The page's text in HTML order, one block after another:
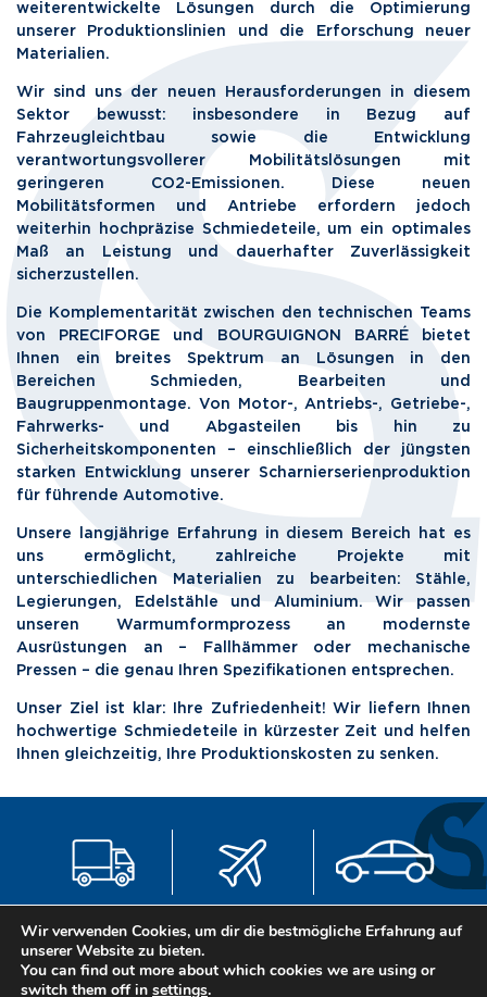
weiterentwickelte Lösungen durch die Optimierung
unserer Produktionslinien und die Erforschung neuer
Materialien.
Wir sind uns der neuen Herausforderungen in diesem
Sektor bewusst: insbesondere in Bezug auf
Fahrzeugleichtbau sowie die Entwicklung
verantwortungsvollerer Mobilitätslösungen mit
geringeren CO2-Emissionen. Diese neuen
Mobilitätsformen und Antriebe erfordern jedoch
weiterhin hochpräzise Schmiedeteile, um ein optimales
Maß an Leistung und dauerhafter Zuverlässigkeit
sicherzustellen.
Die Komplementarität zwischen den technischen Teams
von PRECIFORGE und BOURGUIGNON BARRÉ bietet
Ihnen ein breites Spektrum an Lösungen in den
Bereichen Schmieden, Bearbeiten und
Baugruppenmontage. Von Motor-, Antriebs-, Getriebe-,
Fahrwerks- und Abgasteilen bis hin zu
Sicherheitskomponenten – einschließlich der jüngsten
starken Entwicklung unserer Scharnierserienproduktion
für führende Automotive.
Unsere langjährige Erfahrung in diesem Bereich hat es
uns ermöglicht, zahlreiche Projekte mit
unterschiedlichen Materialien zu bearbeiten: Stähle,
Legierungen, Edelstähle und Aluminium. Wir passen
unseren Warmumformprozess an modernste
Ausrüstungen an – Fallhämmer oder mechanische
Pressen – die genau Ihren Spezifikationen entsprechen.
Unser Ziel ist klar: Ihre Zufriedenheit! Wir liefern Ihnen
hochwertige Schmiedeteile in kürzester Zeit und helfen
Ihnen gleichzeitig, Ihre Produktionskosten zu senken.
Wir verwenden Cookies, um dir die bestmögliche Erfahrung auf
unserer Website zu bieten.
You can find out more about which cookies we are using or
switch them off in settings.